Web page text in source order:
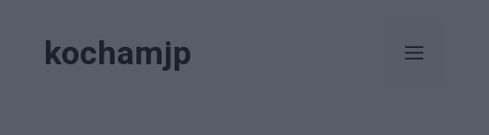
kochamjp Menu